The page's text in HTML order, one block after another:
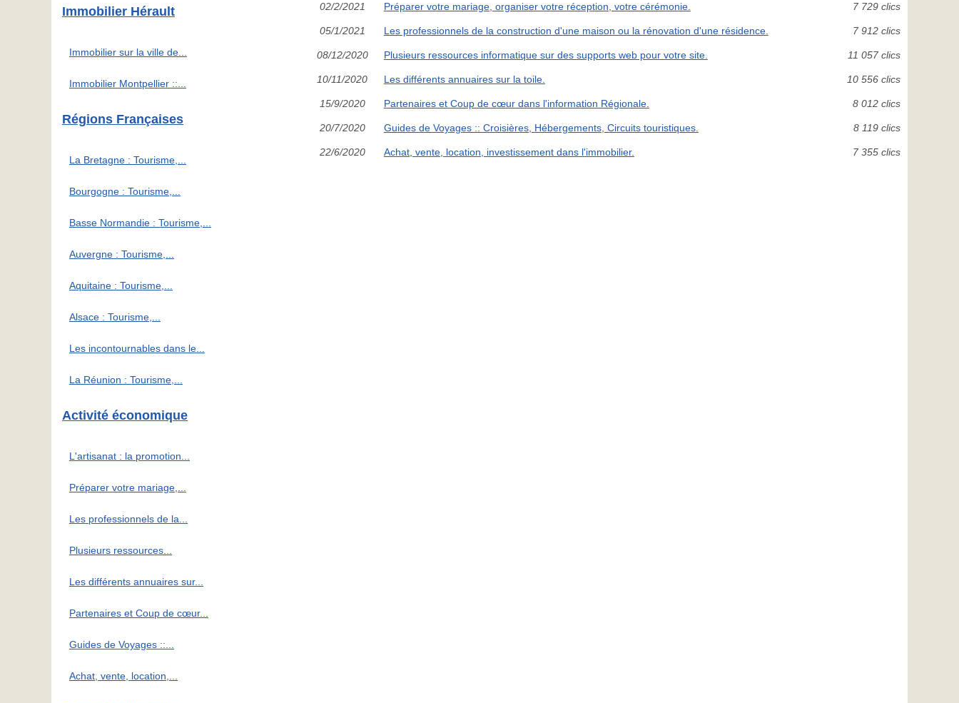
02/2/2021 Préparer votre mariage, organiser votre réception, votre cérémonie. 7 729 clics
05/1/2021 Les professionnels de la construction d'une maison ou la rénovation d'une résidence. 7 912 clics
08/12/2020 Plusieurs ressources informatique sur des supports web pour votre site. 11 057 clics
10/11/2020 Les différents annuaires sur la toile. 10 556 clics
15/9/2020 Partenaires et Coup de cœur dans l'information Régionale. 8 012 clics
20/7/2020 Guides de Voyages :: Croisières, Hébergements, Circuits touristiques. 8 119 clics
22/6/2020 Achat, vente, location, investissement dans l'immobilier. 7 355 clics
Immobilier Hérault
Immobilier sur la ville de...
Immobilier Montpellier ::...
Régions Françaises
La Bretagne : Tourisme,...
Bourgogne : Tourisme,...
Basse Normandie : Tourisme,...
Auvergne : Tourisme,...
Aquitaine : Tourisme,...
Alsace : Tourisme,...
Les incontournables dans le...
La Réunion : Tourisme,...
Activité économique
L'artisanat : la promotion...
Préparer votre mariage,...
Les professionnels de la...
Plusieurs ressources...
Les différents annuaires sur...
Partenaires et Coup de cœur...
Guides de Voyages ::...
Achat, vente, location,...